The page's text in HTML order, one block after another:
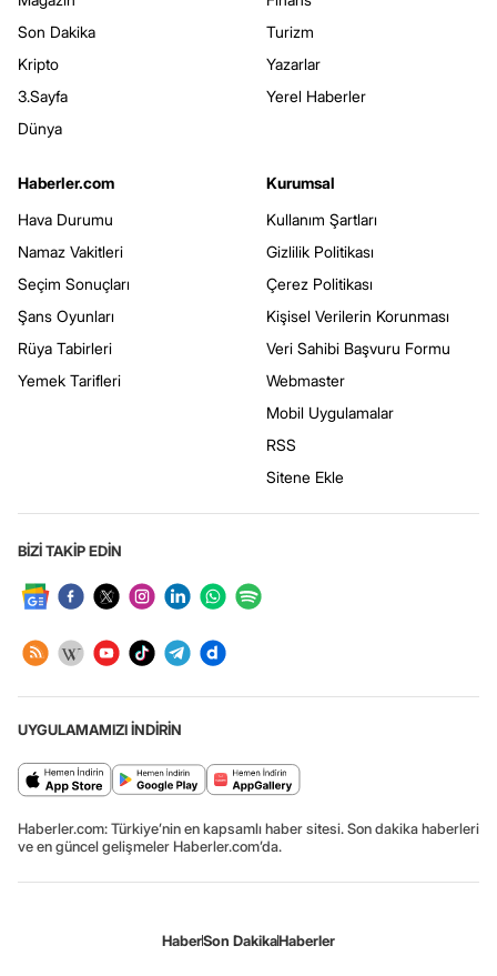
Son Dakika
Kripto
3.Sayfa
Dünya
Turizm
Yazarlar
Yerel Haberler
Haberler.com
Hava Durumu
Namaz Vakitleri
Seçim Sonuçları
Şans Oyunları
Rüya Tabirleri
Yemek Tarifleri
Kurumsal
Kullanım Şartları
Gizlilik Politikası
Çerez Politikası
Kişisel Verilerin Korunması
Veri Sahibi Başvuru Formu
Webmaster
Mobil Uygulamalar
RSS
Sitene Ekle
BİZİ TAKİP EDİN
UYGULAMAMIZI İNDİRİN
Haberler.com: Türkiye’nin en kapsamlı haber sitesi. Son dakika haberleri
ve en güncel gelişmeler Haberler.com’da.
HaberSon DakikaHaberler